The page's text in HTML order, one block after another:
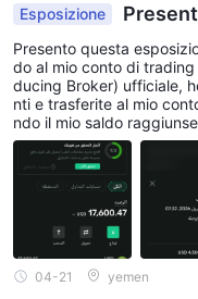
Esposizione
ePresento questa
do al mio conto di trading
ducing Broker) ufficiale,
nti e trasferite al mio
ndo il mio saldo
wal di $4.500, la società
i prima di respingerlo
(Abuso Bonus).
Nette, non bonus
tamente dopo il rifiuto, la
C. Ora, il portal
e Tecnico) ogni volta
o il mio capitale corrente
ification manuale
04-21 yemen